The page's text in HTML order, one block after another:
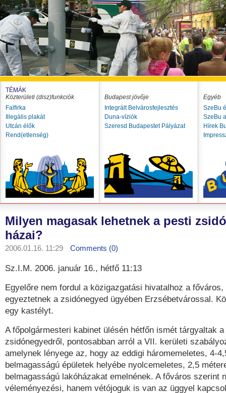
TÉMÁK
Közterületi (disz)funkciók
Falfirka
Illegális plakát
Utcán élők
Rend(etlenség)
Budapest jövője
Integrált Belvárosfejlesztés
Duna-víziók
Szeresd Budapestet Pályázat
Egyéb
SzeBu
SzeBu
Hírek
Milyen magasak lehetnek a pesti
házai?
2006.01.16. 11:29 Comments (0)
Sz.I.M. 2006. január 16., hétfő 11:13
Egyelőre nem fordul a közigazgatási hivatalhoz a főváros,
egyeztetnek a zsidónegyed ügyében Erzsébetvárossal.
egy kastélyt.
A főpolgármesteri kabinet ülésén hétfőn ismét tárgyaltak
zsidónegyedről, pontosabban arról a VII. kerületi
amelynek lényege az, hogy az eddigi háromemeletes, 4-
belmagasságú épületek helyébe nyolcemeletes, 2,5
belmagasságú lakóházakat emelnének. A főváros szerint
véleményezési, hanem vétójoguk is van az üggyel